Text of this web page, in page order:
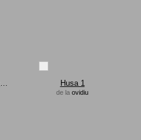
Buy original CISSP Certification in Brazil, USA Husa 1
de la ovidiu